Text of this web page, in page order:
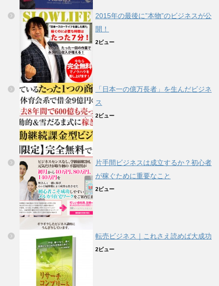
2015年の最後に”本物”のビジネスが公
開！
2ビュー
「日本一の億万長者」を生んだビジネ
ス
2ビュー
片手間ビジネスは成立するか？初心者
が稼ぐために重要なこと
2ビュー
転売ビジネス｜これさえ読めば大成功
2ビュー